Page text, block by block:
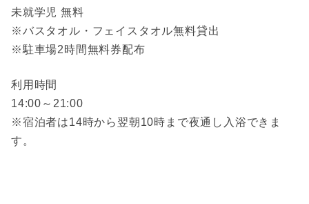
未就学児 無料
※バスタオル・フェイスタオル無料貸出
※駐車場2時間無料券配布
利用時間
14:00～21:00
※宿泊者は14時から翌朝10時まで夜通し入浴できま
す。